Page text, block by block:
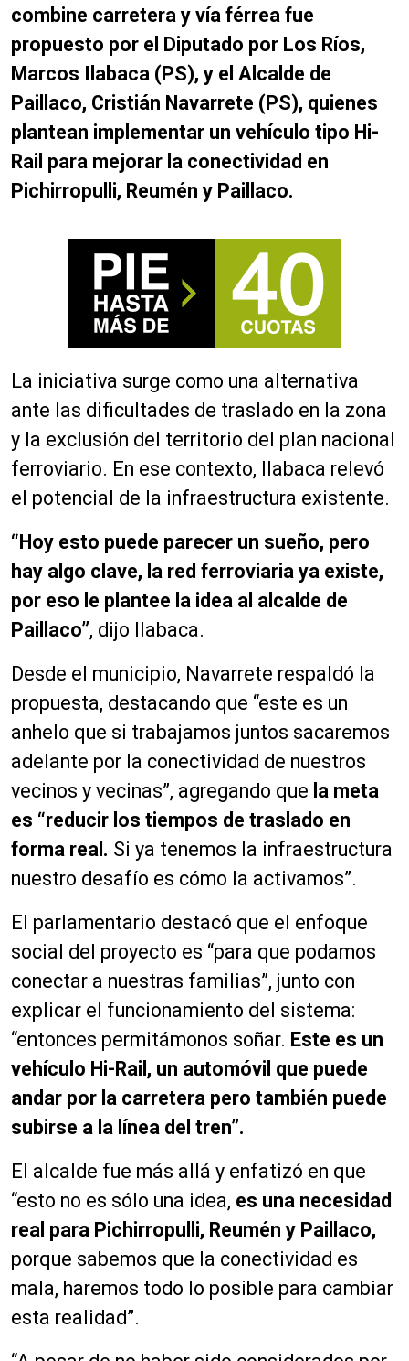
combine carretera y vía férrea fue
propuesto por el Diputado por Los Ríos,
Marcos Ilabaca (PS), y el Alcalde de
Paillaco, Cristián Navarrete (PS), quienes
plantean implementar un vehículo tipo Hi-
Rail para mejorar la conectividad en
Pichirropulli, Reumén y Paillaco.
La iniciativa surge como una alternativa
ante las dificultades de traslado en la zona
y la exclusión del territorio del plan nacional
ferroviario. En ese contexto, Ilabaca relevó
el potencial de la infraestructura existente.
“Hoy esto puede parecer un sueño, pero
hay algo clave, la red ferroviaria ya existe,
por eso le plantee la idea al alcalde de
Paillaco”, dijo Ilabaca.
Desde el municipio, Navarrete respaldó la
propuesta, destacando que “este es un
anhelo que si trabajamos juntos sacaremos
adelante por la conectividad de nuestros
vecinos y vecinas”, agregando que la meta
es “reducir los tiempos de traslado en
forma real. Si ya tenemos la infraestructura
nuestro desafío es cómo la activamos”.
El parlamentario destacó que el enfoque
social del proyecto es “para que podamos
conectar a nuestras familias”, junto con
explicar el funcionamiento del sistema:
“entonces permitámonos soñar. Este es un
vehículo Hi-Rail, un automóvil que puede
andar por la carretera pero también puede
subirse a la línea del tren”.
El alcalde fue más allá y enfatizó en que
“esto no es sólo una idea, es una necesidad
real para Pichirropulli, Reumén y Paillaco,
porque sabemos que la conectividad es
mala, haremos todo lo posible para cambiar
esta realidad”.